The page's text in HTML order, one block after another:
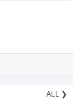
ALL ❯